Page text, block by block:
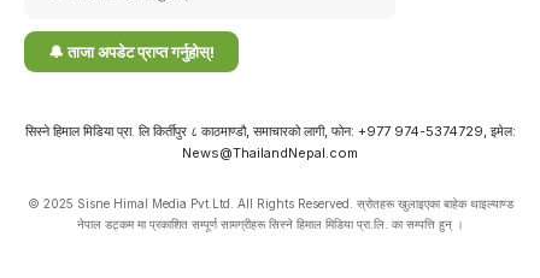
सिस्ने हिमाल मिडिया प्रा. लि किर्तीपुर ८ काठमाण्डौ, समाचारको लागी, फोन: +977 974-5374729, इमेल:
News@ThailandNepal.com
© 2025 Sisne Himal Media Pvt.Ltd. All Rights Reserved. स्रोतहरू खुलाइएका बाहेक थाइल्याण्ड
नेपाल डट्कम मा प्रकाशित सम्पूर्ण सामग्रीहरू सिस्ने हिमाल मिडिया प्रा.लि. का सम्पत्ति हुन् ।